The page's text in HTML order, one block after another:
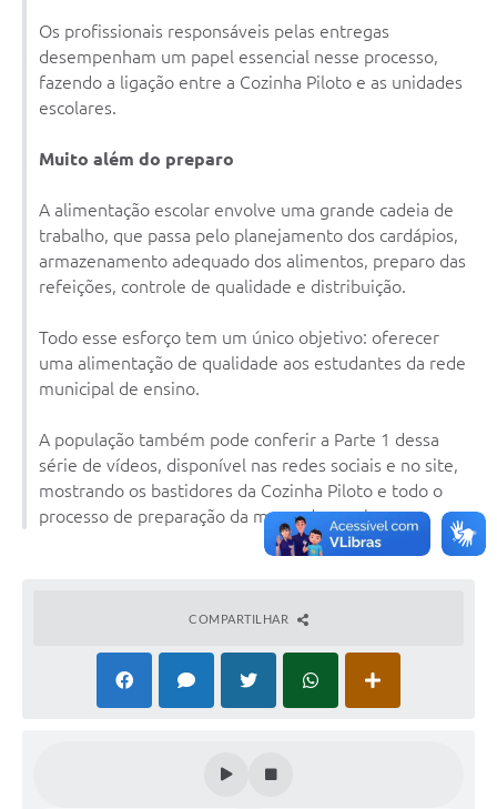
Os profissionais responsáveis pelas entregas
desempenham um papel essencial nesse processo,
fazendo a ligação entre a Cozinha Piloto e as unidades
escolares.
Muito além do preparo
A alimentação escolar envolve uma grande cadeia de
trabalho, que passa pelo planejamento dos cardápios,
armazenamento adequado dos alimentos, preparo das
refeições, controle de qualidade e distribuição.
Todo esse esforço tem um único objetivo: oferecer
uma alimentação de qualidade aos estudantes da rede
municipal de ensino.
A população também pode conferir a Parte 1 dessa
série de vídeos, disponível nas redes sociais e no site,
mostrando os bastidores da Cozinha Piloto e todo o
processo de preparação da merenda escolar.
COMPARTILHAR